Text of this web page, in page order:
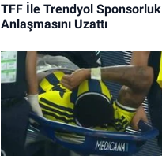
TFF İle Trendyol Sponsorluk
Anlaşmasını Uzattı